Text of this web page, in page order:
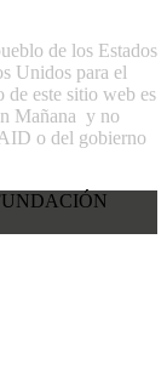
de los Estados
Unidos para el
este sitio web es
Mañana y no
o del gobierno